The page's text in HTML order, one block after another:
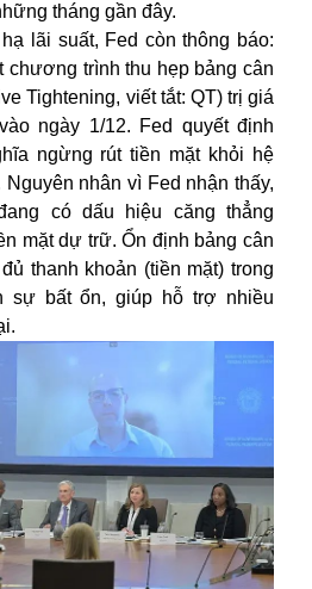
tháng gần đây.
lãi suất, Fed còn thông báo:
chương trình thu hẹp bảng cân
Tightening, viết tắt: QT) trị giá
ngày 1/12. Fed quyết định
ngừng rút tiền mặt khỏi hệ
nhân vì Fed nhận thấy,
có dấu hiệu căng thẳng
mặt dự trữ. Ổn định bảng cân
thanh khoản (tiền mặt) trong
sự bất ổn, giúp hỗ trợ nhiều